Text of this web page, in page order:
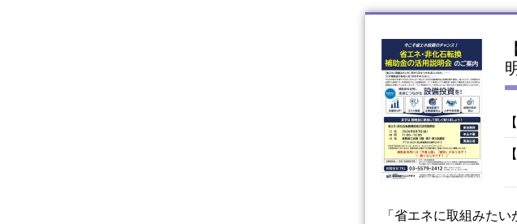
「省エネに取組みた